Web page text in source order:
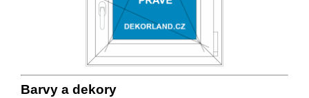
Barvy a dekory